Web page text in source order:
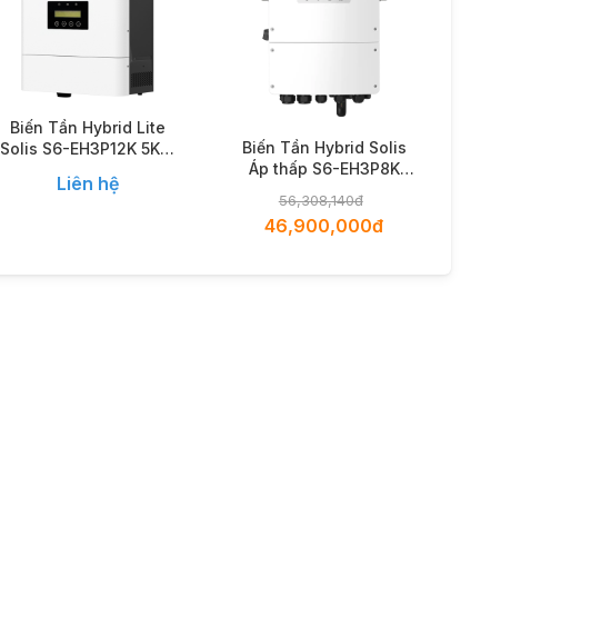
Biến Tần Hybrid Lite
Solis S6-EH3P12K 5KW
Liên hệ
Biến Tần Hybrid Solis
Áp thấp S6-EH3P8K
56,308,140đ
46,900,000đ